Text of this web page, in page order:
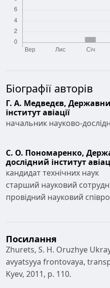
Біографії авторів
Г. А. Медведєв,
інститут авіації
начальник науково-
С. О. Пономаренко,
дослідний інститут
кандидат технічних наук
старший науковий
провідний науковий
Посилання
Zhurets, S. H. Oruzhye
avyatsyya frontovaya,
Kyev, 2011, p. 110.